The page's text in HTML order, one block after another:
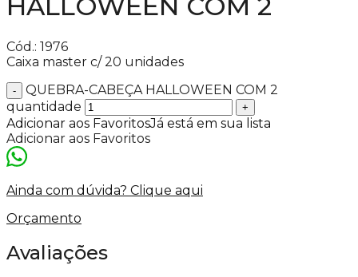
HALLOWEEN COM 2
Cód.: 1976
Caixa master c/ 20 unidades
QUEBRA-CABEÇA HALLOWEEN COM 2
quantidade
Adicionar aos FavoritosJá está em sua lista
Adicionar aos Favoritos
Ainda com dúvida? Clique aqui
Orçamento
Avaliações